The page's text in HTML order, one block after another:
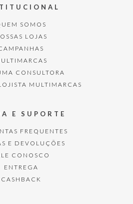
SOMOS
LOJAS
CONSULTORA
MULTIMARCAS
E SUPORTE
FREQUENTES
E DEVOLUÇÕES
CONOSCO
ENTREGA
CASHBACK